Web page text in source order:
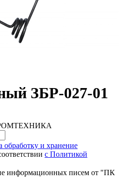
ЗБР-027-01
обработку и хранение
с Политикой
информационных писем от "ПК